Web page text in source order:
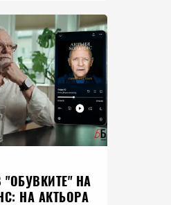
НА
НА АКТЬОРА